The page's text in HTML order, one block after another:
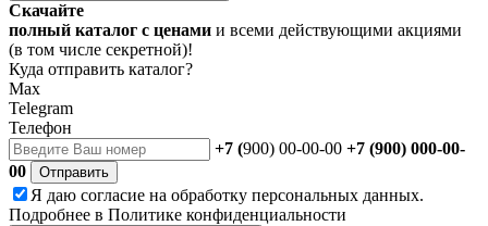
Скачайте
полный каталог с ценами и всеми действующими акциями
(в том числе секретной)!
Куда отправить каталог?
Max
Telegram
Телефон
+7 (900) 00-00-00 +7 (900) 000-00-
00
Отправить
Я даю согласие на обработку персональных данных.
Подробнее в Политике конфиденциальности